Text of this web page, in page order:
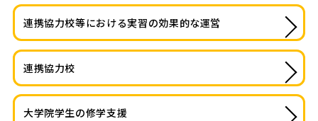
連携協力校等における実習の効果的な運営
連携協力校
大学院学生の修学支援